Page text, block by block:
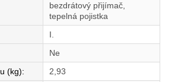
bezdrátový přijímač,
tepelná pojistka
I.
Ne
(kg): 2,93